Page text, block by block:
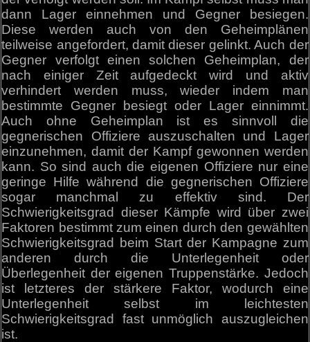
dann Lager einnehmen und Gegner besiegen.
Diese werden auch von den Geheimplänen
teilweise angefordert, damit dieser gelinkt. Auch der
Gegner verfolgt einen solchen Geheimplan, der
nach einiger Zeit aufgedeckt wird und aktiv
verhindert werden muss, wieder indem man
bestimmte Gegner besiegt oder Lager einnimmt.
Auch ohne Geheimplan ist es sinnvoll die
gegnerischen Offiziere auszuschalten und Lager
einzunehmen, damit der Kampf gewonnen werden
kann. So sind auch die eigenen Offiziere nur eine
geringe Hilfe während die gegnerischen Offiziere
sogar manchmal zu effektiv sind. Der
Schwierigkeitsgrad dieser Kämpfe wird über zwei
Faktoren bestimmt zum einen durch den gewählten
Schwierigkeitsgrad beim Start der Kampagne zum
anderen durch die Unterlegenheit oder
Überlegenheit der eigenen Truppenstärke. Jedoch
ist letzteres der stärkere Faktor, wodurch eine
Unterlegenheit selbst im leichtesten
Schwierigkeitsgrad fast unmöglich auszugleichen
ist.